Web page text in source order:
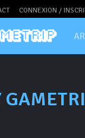
CONNEXION /